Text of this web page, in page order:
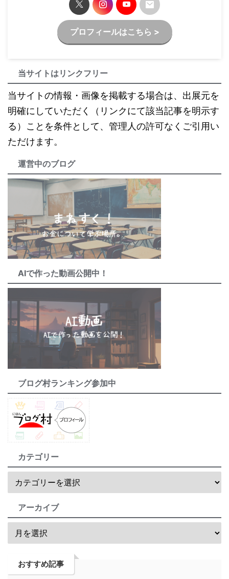
プロフィールはこちら >
当サイトはリンクフリー
当サイトの情報・画像を掲載する場合は、出展元を
明確にしていただく（リンクにて該当記事を明示す
る）ことを条件として、管理人の許可なくご引用い
ただけます。
運営中のブログ
AIで作った動画公開中！
ブログ村ランキング参加中
カテゴリー
アーカイブ
おすすめ記事